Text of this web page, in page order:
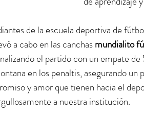
de la escuela deportiva de
a cabo en las canchas mundialito
el partido con un empate
en los penaltis, asegurando
y amor que tienen hacia el
a nuestra institución.